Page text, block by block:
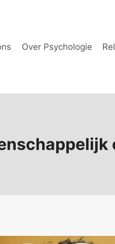
Over Psychologie